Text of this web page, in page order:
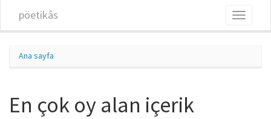
pöetikâs
Toggle
Ana sayfa
En çok oy alan içerik